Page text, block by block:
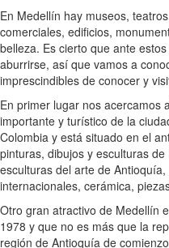
En Medellín hay museos,
comerciales, edificios,
belleza. Es cierto que ante
aburrirse, así que vamos a
imprescindibles de conocer y
En primer lugar nos acercamos
importante y turístico de la
Colombia y está situado en el
pinturas, dibujos y esculturas
esculturas del arte de
internacionales, cerámica,
Otro gran atractivo de Medellín
1978 y que no es más que la
región de Antioquía de